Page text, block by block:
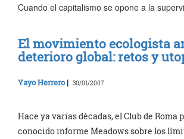
Cuando el capitalismo se opone a la
El movimiento ecologista
deterioro global: retos y
Yayo Herrero| 30/01/2007
Hace ya varias décadas, el Club de Roma
conocido informe Meadows sobre los